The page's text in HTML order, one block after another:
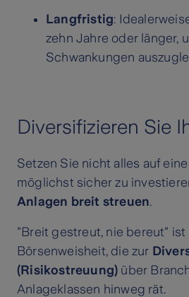
Langfristig:
zehn Jahre oder länger,
Schwankungen
Diversifizieren Sie
Setzen Sie nicht alles auf
möglichst sicher zu
Anlagen breit streuen.
"Breit gestreut, nie bereut" ist
Börsenweisheit, die zur
(Risikostreuung) über
Anlageklassen hinweg rät.